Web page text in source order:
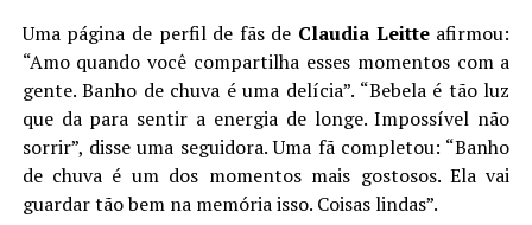
Uma página de perfil de fãs de Claudia Leitteafirmou:
“Amo quando você compartilha esses momentos com a
gente. Banho de chuva é uma delícia”. “Bebela é tão luz
que da para sentir a energia de longe. Impossível não
sorrir”, disse uma seguidora. Uma fã completou: “Banho
de chuva é um dos momentos mais gostosos. Ela vai
guardar tão bem na memória isso. Coisas lindas”.